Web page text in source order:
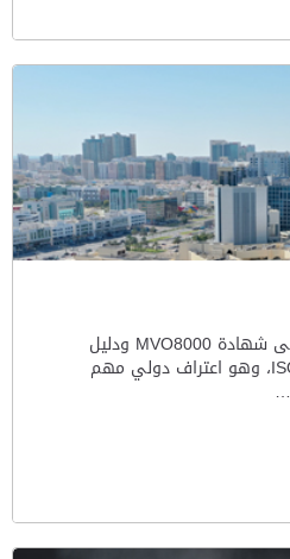
حصلت بلدية مدينة أبوظبي على شهادة MVO8000 ودليل
المسؤولية المجتمعية ISO26000، وهو اعتراف دولي مهم